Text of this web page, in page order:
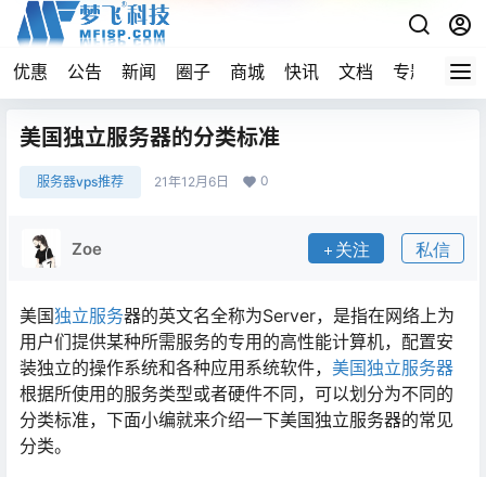
优惠 公告 新闻 圈子 商城 快讯 文档 专题 导航
美国独立服务器的分类标准
服务器vps推荐 21年12月6日 0
Zoe 关注 私信
美国独立服务器的英文名全称为Server，是指在网络上为
用户们提供某种所需服务的专用的高性能计算机，配置安
装独立的操作系统和各种应用系统软件， 美国独立服务器
根据所使用的服务类型或者硬件不同，可以划分为不同的
分类标准，下面小编就来介绍一下美国独立服务器的常见
分类。